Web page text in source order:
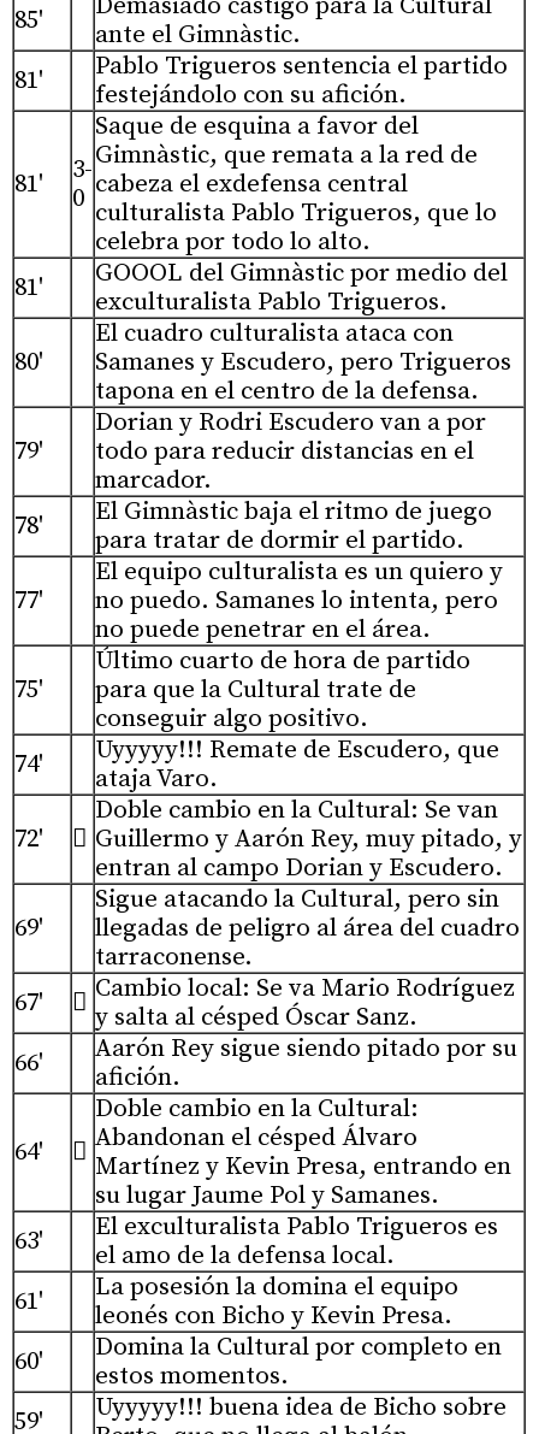
85'
Demasiado castigo para la Cultural
ante el Gimnàstic.
81'
Pablo Trigueros sentencia el partido
festejándolo con su afición.
81'
3-
0
Saque de esquina a favor del
Gimnàstic, que remata a la red de
cabeza el exdefensa central
culturalista Pablo Trigueros, que lo
celebra por todo lo alto.
81'
GOOOL del Gimnàstic por medio del
exculturalista Pablo Trigueros.
80'
El cuadro culturalista ataca con
Samanes y Escudero, pero Trigueros
tapona en el centro de la defensa.
79'
Dorian y Rodri Escudero van a por
todo para reducir distancias en el
marcador.
78'
El Gimnàstic baja el ritmo de juego
para tratar de dormir el partido.
77'
El equipo culturalista es un quiero y
no puedo. Samanes lo intenta, pero
no puede penetrar en el área.
75'
Último cuarto de hora de partido
para que la Cultural trate de
conseguir algo positivo.
74'
Uyyyyy!!! Remate de Escudero, que
ataja Varo.
72'

Doble cambio en la Cultural: Se van
Guillermo y Aarón Rey, muy pitado, y
entran al campo Dorian y Escudero.
69'
Sigue atacando la Cultural, pero sin
llegadas de peligro al área del cuadro
tarraconense.
67'
 Cambio local: Se va Mario Rodríguez
y salta al césped Óscar Sanz.
66'
Aarón Rey sigue siendo pitado por su
afición.
64' 
Doble cambio en la Cultural:
Abandonan el césped Álvaro
Martínez y Kevin Presa, entrando en
su lugar Jaume Pol y Samanes.
63'
El exculturalista Pablo Trigueros es
el amo de la defensa local.
61'
La posesión la domina el equipo
leonés con Bicho y Kevin Presa.
60'
Domina la Cultural por completo en
estos momentos.
59'
Uyyyyy!!! buena idea de Bicho sobre